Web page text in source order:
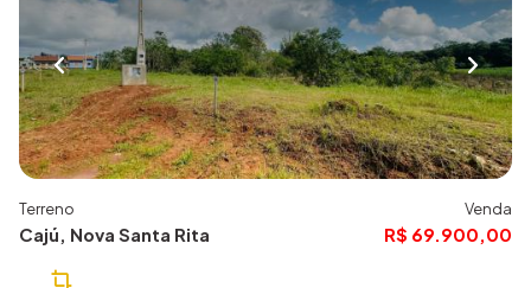
Terreno
Cajú, Nova Santa Rita
Venda
R$ 69.900,00